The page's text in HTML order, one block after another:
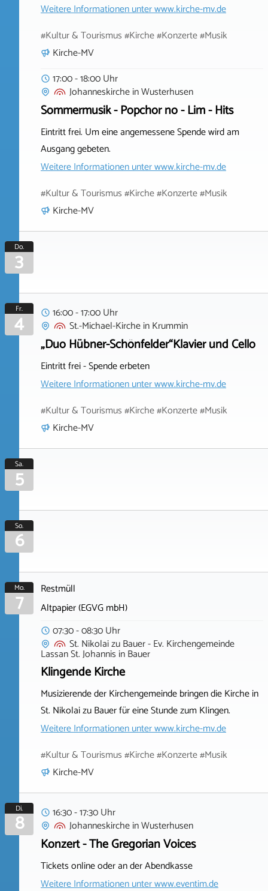
Weitere Informationen unterwww.kirche-mv.de
#Kultur & Tourismus #Kirche #Konzerte #Musik
Kirche-MV
17:00 - 18:00 Uhr
JohanneskircheinWusterhusen
Sommermusik - Popchor no - Lim - Hits
Eintritt frei. Um eine angemessene Spende wird am
Ausgang gebeten.
Weitere Informationen unterwww.kirche-mv.de
#Kultur & Tourismus #Kirche #Konzerte #Musik
Kirche-MV
Do.
3
Fr.
4
16:00 - 17:00 Uhr
St.-Michael-KircheinKrummin
„Duo Hübner-Schönfelder“Klavier und Cello
Eintritt frei - Spende erbeten
Weitere Informationen unterwww.kirche-mv.de
#Kultur & Tourismus #Kirche #Konzerte #Musik
Kirche-MV
Sa.
5
So.
6
Mo.
7
Restmüll
Altpapier (EGVG mbH)
07:30 - 08:30 Uhr
St. Nikolai zu Bauer - Ev. Kirchengemeinde
Lassan St. Johannis inBauer
Klingende Kirche
Musizierende der Kirchengemeinde bringen die Kirche in
St. Nikolai zu Bauer für eine Stunde zum Klingen.
Weitere Informationen unterwww.kirche-mv.de
#Kultur & Tourismus #Kirche #Konzerte #Musik
Kirche-MV
Di.
8
16:30 - 17:30 Uhr
JohanneskircheinWusterhusen
Konzert - The Gregorian Voices
Tickets online oder an der Abendkasse
Weitere Informationen unterwww.eventim.de